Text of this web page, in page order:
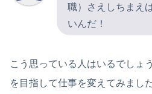
職）さえしちまえ
いんだ！
こう思っている人はいるでしょ
を目指して仕事を変えてみました